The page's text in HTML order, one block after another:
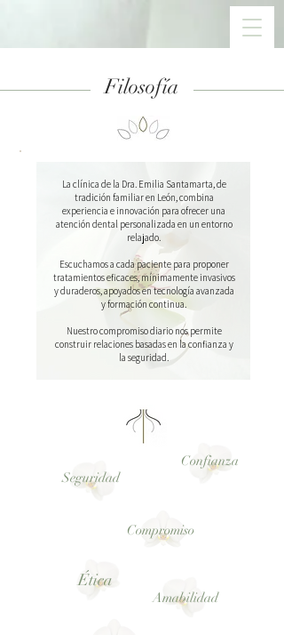
Filosofía
La clínica de la Dra. Emilia Santamarta, de
tradición familiar en León, combina
experiencia e innovación para ofrecer una
atención dental personalizada en un entorno
relajado.
Escuchamos a cada paciente para proponer
tratamientos eficaces, mínimamente invasivos
y duraderos, apoyados en tecnología avanzada
y formación continua.
Nuestro compromiso diario nos permite
construir relaciones basadas en la confianza y
la seguridad.
Seguridad
Confianza
Compromiso
Ética
Amabilidad